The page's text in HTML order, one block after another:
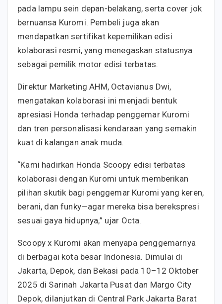
pada lampu sein depan-belakang, serta cover jok
bernuansa Kuromi. Pembeli juga akan
mendapatkan sertifikat kepemilikan edisi
kolaborasi resmi, yang menegaskan statusnya
sebagai pemilik motor edisi terbatas.
Direktur Marketing AHM, Octavianus Dwi,
mengatakan kolaborasi ini menjadi bentuk
apresiasi Honda terhadap penggemar Kuromi
dan tren personalisasi kendaraan yang semakin
kuat di kalangan anak muda.
“Kami hadirkan Honda Scoopy edisi terbatas
kolaborasi dengan Kuromi untuk memberikan
pilihan skutik bagi penggemar Kuromi yang keren,
berani, dan funky—agar mereka bisa berekspresi
sesuai gaya hidupnya,” ujar Octa.
Scoopy x Kuromi akan menyapa penggemarnya
di berbagai kota besar Indonesia. Dimulai di
Jakarta, Depok, dan Bekasi pada 10–12 Oktober
2025 di Sarinah Jakarta Pusat dan Margo City
Depok, dilanjutkan di Central Park Jakarta Barat